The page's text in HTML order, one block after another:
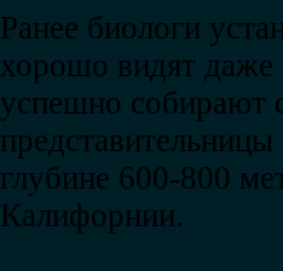
Ранее биологи
хорошо видят даже
успешно собирают
глубине 600-800
Калифорнии.